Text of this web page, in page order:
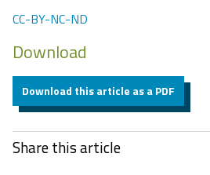
CC-BY-NC-ND
Download
Download this article as a PDF
Share this article